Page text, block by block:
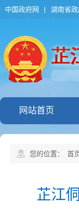
中国政府网 | 湖南省
网站首页
您的位置： 首
芷江